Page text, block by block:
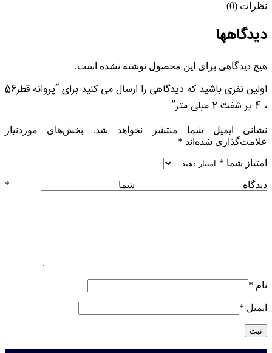
نظرات (0)
دیدگاهها
هیچ دیدگاهی برای این محصول نوشته نشده است.
اولین نفری باشید که دیدگاهی را ارسال می کنید برای “پروانه قطر56
، 4 پر شفت 2 میلی متر”
نشانی ایمیل شما منتشر نخواهد شد.
بخش‌های موردنیاز
علامت‌گذاری شده‌اند *
امتیاز شما *
دیدگاه شما *
نام *
ایمیل *